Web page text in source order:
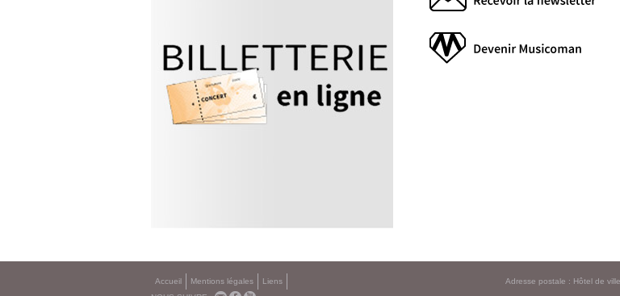
Accueil Mentions légales
Liens
Adresse postale : Hôtel de